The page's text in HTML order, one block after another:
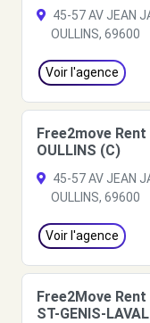
45-57 AV JEAN
OULLINS, 69600
Voir l'agence
Free2move Rent
OULLINS (C)
45-57 AV JEAN
OULLINS, 69600
Voir l'agence
Free2Move Rent
ST-GENIS-